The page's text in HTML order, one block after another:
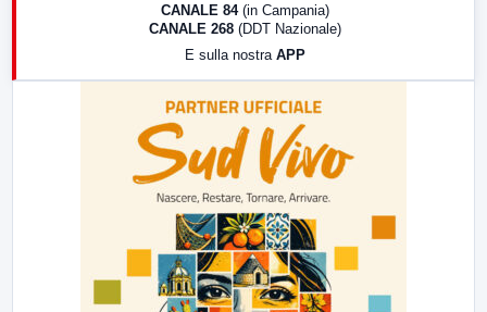
CANALE 84 (in Campania)
CANALE 268 (DDT Nazionale)
E sulla nostra APP